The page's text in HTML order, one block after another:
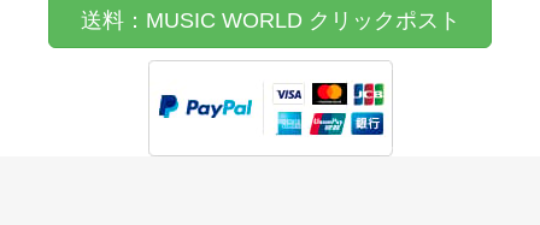
送料：MUSIC WORLD クリックポスト